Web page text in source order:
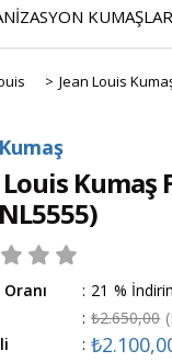
> Jean Louis
Louis Kumaş
: %
21
: ₺2.650,00
: